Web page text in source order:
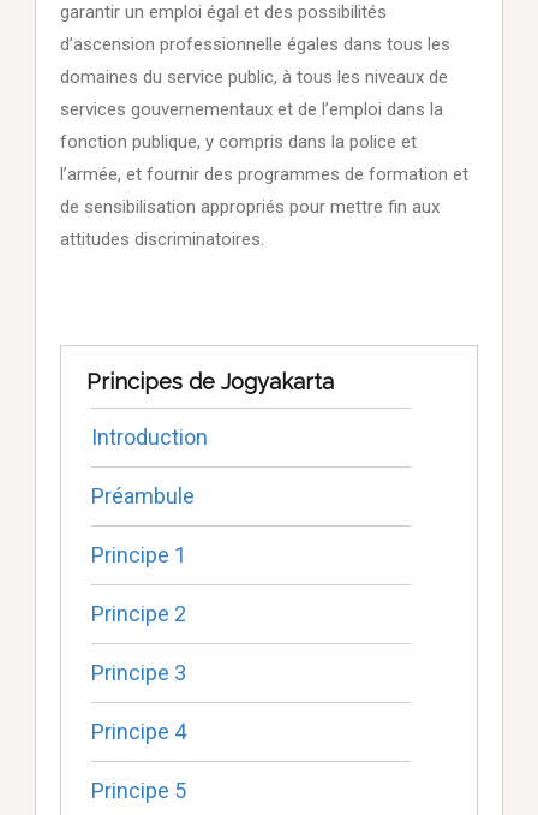
garantir un emploi égal et des possibilités
d’ascension professionnelle égales dans tous les
domaines du service public, à tous les niveaux de
services gouvernementaux et de l’emploi dans la
fonction publique, y compris dans la police et
l’armée, et fournir des programmes de formation et
de sensibilisation appropriés pour mettre fin aux
attitudes discriminatoires.
Principes de Jogyakarta
Introduction
Préambule
Principe 1
Principe 2
Principe 3
Principe 4
Principe 5